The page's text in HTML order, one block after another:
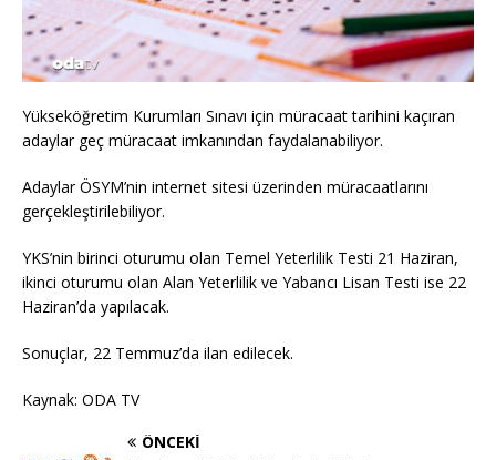
Yükseköğretim Kurumları Sınavı için müracaat tarihini kaçıran
adaylar geç müracaat imkanından faydalanabiliyor.
Adaylar ÖSYM’nin internet sitesi üzerinden müracaatlarını
gerçekleştirilebiliyor.
YKS’nin birinci oturumu olan Temel Yeterlilik Testi 21 Haziran,
ikinci oturumu olan Alan Yeterlilik ve Yabancı Lisan Testi ise 22
Haziran’da yapılacak.
Sonuçlar, 22 Temmuz’da ilan edilecek.
Kaynak: ODA TV
ÖNCEKI